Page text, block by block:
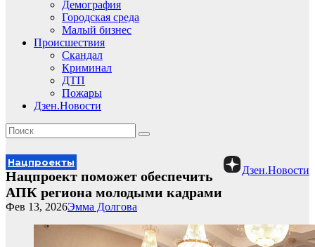
Демография
Городская среда
Малый бизнес
Происшествия
Скандал
Криминал
ДТП
Пожары
Дзен.Новости
Дзен.Новости
Нацпроекты
Нацпроект поможет обеспечить
АПК региона молодыми кадрами
Эмма Долгова
Фев 13, 2026